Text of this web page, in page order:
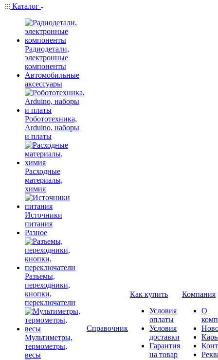
Каталог
Радиодетали,
электронные
компоненты
Автомобильные
аксессуары
Робототехника,
Arduino, наборы
и платы
Расходные
материалы,
химия
Источники
питания
Разное
Разъемы,
переходники,
кнопки,
переключатели
Мультиметры,
термометры,
весы
Справочник
Как купить
Условия
оплаты
Условия
доставки
Гарантия
на товар
Компания
О